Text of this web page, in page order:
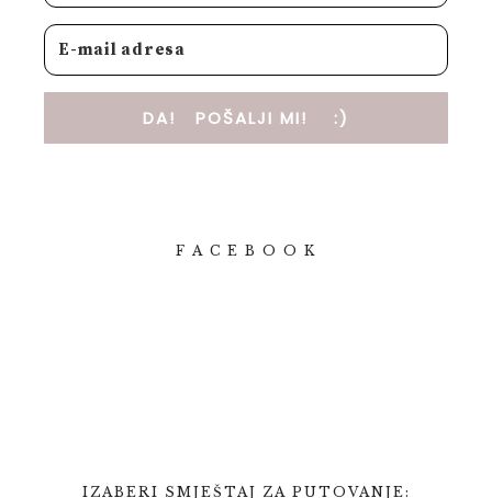
DA! POŠALJI MI! :)
F A C E B O O K
IZABERI SMJEŠTAJ ZA PUTOVANJE: